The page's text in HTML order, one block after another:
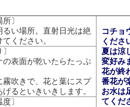
所〕
るい場所。直射日光は絶
ください。
コチョ
くださ
夏は涼
変好み
花が終
番花が
お水は
てくだ
の表面が乾いたらたっぷ
霧吹きで、花と葉にスプ
げるといきいきします。
度〕